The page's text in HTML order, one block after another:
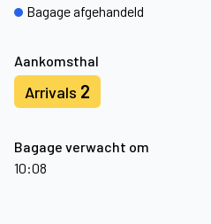
Aankomsthal
Arrivals 2
Bagage verwacht om
10:08
Bagage afgehandeld